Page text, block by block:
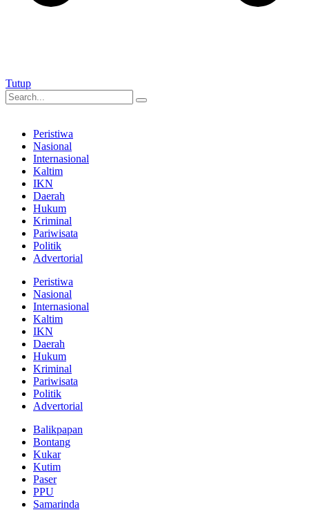
Tutup
Peristiwa
Nasional
Internasional
Kaltim
IKN
Daerah
Hukum
Kriminal
Pariwisata
Politik
Advertorial
Peristiwa
Nasional
Internasional
Kaltim
IKN
Daerah
Hukum
Kriminal
Pariwisata
Politik
Advertorial
Balikpapan
Bontang
Kukar
Kutim
Paser
PPU
Samarinda